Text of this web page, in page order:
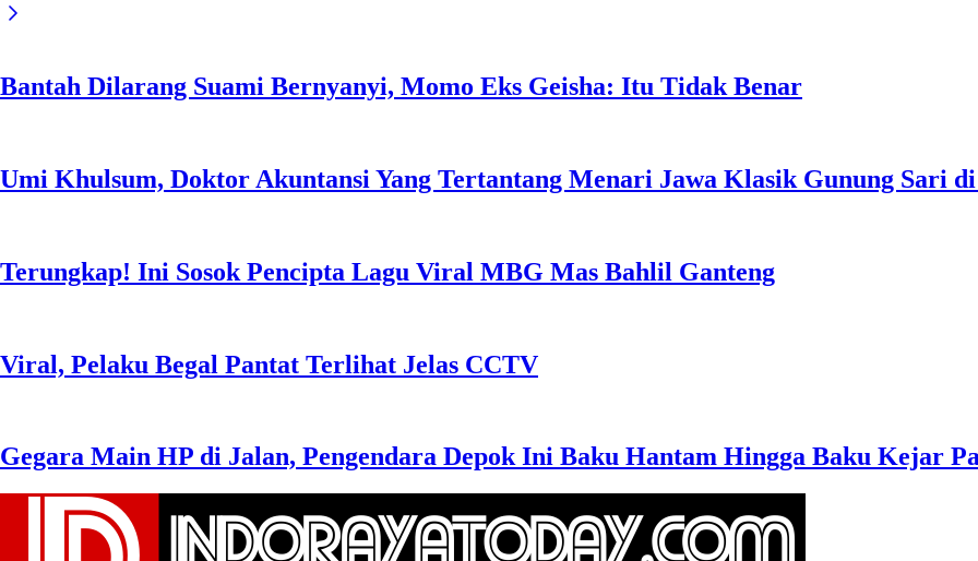
Bantah Dilarang Suami Bernyanyi, Momo Eks Geisha: Itu Tidak Benar
Umi Khulsum, Doktor Akuntansi Yang Tertantang Menari Jawa Klasik Gunung Sari di
Terungkap! Ini Sosok Pencipta Lagu Viral MBG Mas Bahlil Ganteng
Viral, Pelaku Begal Pantat Terlihat Jelas CCTV
Gegara Main HP di Jalan, Pengendara Depok Ini Baku Hantam Hingga Baku Kejar